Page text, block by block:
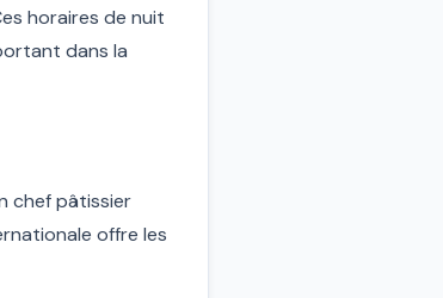
horaires de nuit
dans la
chef pâtissier
offre les